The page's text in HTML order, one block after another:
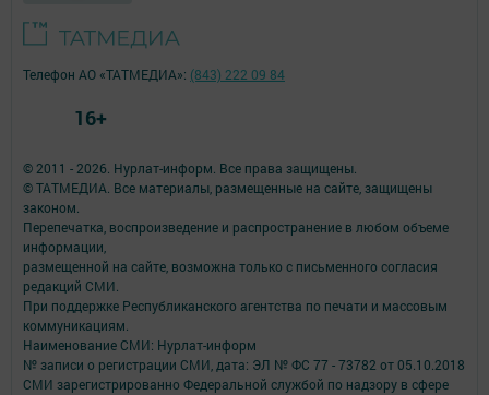
© 2011 - 2026. Нурлат-⁠информ. Все права защищены.
© ТАТМЕДИА. Все материалы, размещенные на сайте, защищены
законом.
Перепечатка, воспроизведение и распространение в любом объеме
информации,
размещенной на сайте, возможна только с письменного согласия
редакций СМИ.
При поддержке Республиканского агентства по печати и массовым
коммуникациям.
Наименование СМИ: Нурлат-⁠информ
№ записи о регистрации СМИ, дата: ЭЛ № ФС 77 -⁠ 73782 от 05.10.2018
СМИ зарегистрированно Федеральной службой по надзору в сфере
Телефон АО «ТАТМЕДИА»: (843) 222 09 84
16+